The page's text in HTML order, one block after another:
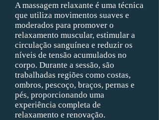
A massagem relaxante é uma técnica
que utiliza movimentos suaves e
moderados para promover o
relaxamento muscular, estimular a
circulação sanguínea e reduzir os
níveis de tensão acumulados no
corpo. Durante a sessão, são
trabalhadas regiões como costas,
ombros, pescoço, braços, pernas e
pés, proporcionando uma
experiência completa de
relaxamento e renovação.